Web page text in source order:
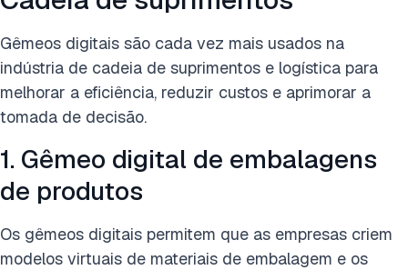
Gêmeos digitais são cada vez mais usados na
indústria de cadeia de suprimentos e logística para
melhorar a eficiência, reduzir custos e aprimorar a
tomada de decisão.
1. Gêmeo digital de embalagens
de produtos
Os gêmeos digitais permitem que as empresas criem
modelos virtuais de materiais de embalagem e os
Dados em tempo real e IA em gêmeos digitais
Quais são as principais ferramentas de gêmeo digital?
Conclusão
Perguntas frequentes
Cite esta pesquisa